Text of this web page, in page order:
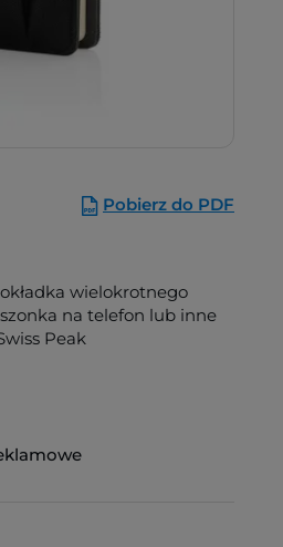
Pobierz do PDF
wielokrotnego
na telefon lub inne
Peak